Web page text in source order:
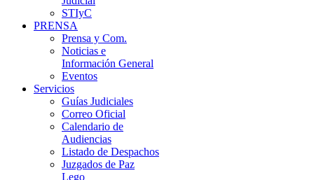
STIyC
PRENSA
Prensa y Com.
Noticias e
Información General
Eventos
Servicios
Guías Judiciales
Correo Oficial
Calendario de
Audiencias
Listado de Despachos
Juzgados de Paz
Lego